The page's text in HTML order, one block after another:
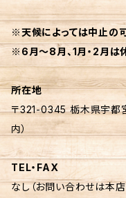
※天候によっては中止の
※6月〜8月、1月・2月は
所在地
〒321-0345 栃木県宇都
内）
TEL・FAX
なし（お問い合わせは